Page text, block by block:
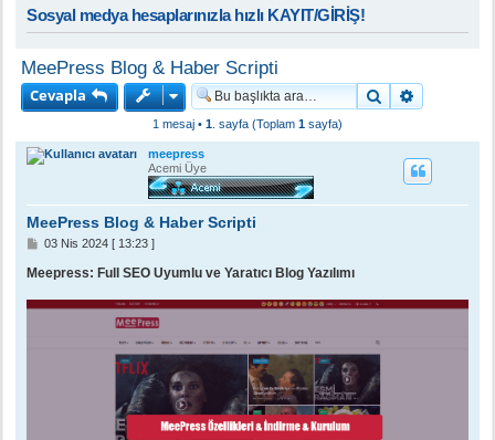
Sosyal medya hesaplarınızla hızlı KAYIT/GİRİŞ!
MeePress Blog & Haber Scripti
Cevapla
Ara
1 mesaj • 1 . sayfa (Toplam 1 sayfa)
meepress
Acemi Üye
MeePress Blog & Haber Scripti
M
s
j
03 Nis 2024 [ 13:23 ]
Meepress: Full SEO Uyumlu ve Yaratıcı Blog Yazılımı